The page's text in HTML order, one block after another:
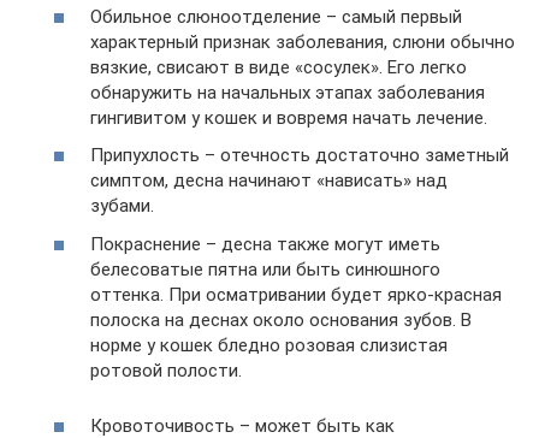
Обильное слюноотделение – самый первый
характерный признак заболевания, слюни обычно
вязкие, свисают в виде «сосулек». Его легко
обнаружить на начальных этапах заболевания
гингивитом у кошек и вовремя начать лечение.
Припухлость – отечность достаточно заметный
симптом, десна начинают «нависать» над
зубами.
Покраснение – десна также могут иметь
белесоватые пятна или быть синюшного
оттенка. При осматривании будет ярко-красная
полоска на деснах около основания зубов. В
норме у кошек бледно розовая слизистая
ротовой полости.
Кровоточивость – может быть как